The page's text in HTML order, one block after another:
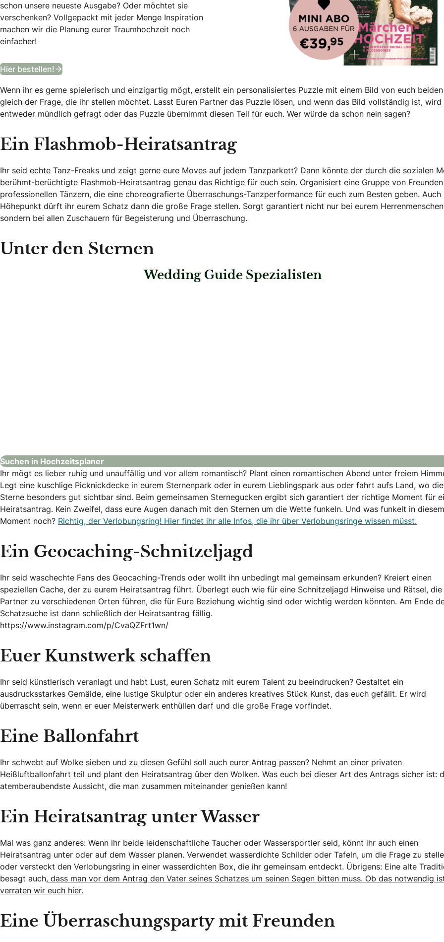
schon unsere neueste Ausgabe? Oder möchtet sie
verschenken? Vollgepackt mit jeder Menge Inspiration
machen wir die Planung eurer Traumhochzeit noch
einfacher!
Hier bestellen!
Wenn ihr es gerne spielerisch und einzigartig mögt, erstellt ein personalisiertes Puzzle mit einem Bild von euch
gleich der Frage, die ihr stellen möchtet. Lasst Euren Partner das Puzzle lösen, und wenn das Bild vollständig ist, wird
entweder mündlich gefragt oder das Puzzle übernimmt diesen Teil für euch. Wer würde da schon nein sagen?
Ein Flashmob-Heiratsantrag
Ihr seid echte Tanz-Freaks und zeigt gerne eure Moves auf jedem Tanzparkett? Dann könnte der durch die sozialen
berühmt-berüchtigte Flashmob-Heiratsantrag genau das Richtige für euch sein. Organisiert eine Gruppe von
professionellen Tänzern, die eine choreografierte Überraschungs-Tanzperformance für euch zum Besten geben. Auch
Höhepunkt dürft ihr eurem Schatz dann die große Frage stellen. Sorgt garantiert nicht nur bei eurem
sondern bei allen Zuschauern für Begeisterung und Überraschung.
Unter den Sternen
Wedding Guide Spezialisten
Suchen in Hochzeitsplaner
Ihr mögt es lieber ruhig und unauffällig und vor allem romantisch? Plant einen romantischen Abend unter freiem
Legt eine kuschlige Picknickdecke in eurem Sternenpark oder in eurem Lieblingspark aus oder fahrt aufs Land, wo die
Sterne besonders gut sichtbar sind. Beim gemeinsamen Sternegucken ergibt sich garantiert der richtige Moment für
Heiratsantrag. Kein Zweifel, dass eure Augen danach mit den Sternen um die Wette funkeln. Und was funkelt in diesem
Moment noch? Richtig, der Verlobungsring! Hier findet ihr alle Infos, die ihr über Verlobungsringe wissen müsst.
Ein Geocaching-Schnitzeljagd
Ihr seid waschechte Fans des Geocaching-Trends oder wollt ihn unbedingt mal gemeinsam erkunden? Kreiert einen
speziellen Cache, der zu eurem Heiratsantrag führt. Überlegt euch wie für eine Schnitzeljagd Hinweise und Rätsel, die
Partner zu verschiedenen Orten führen, die für Eure Beziehung wichtig sind oder wichtig werden könnten. Am Ende
Schatzsuche ist dann schließlich der Heiratsantrag fällig.
https://www.instagram.com/p/CvaQZFrt1wn/
Euer Kunstwerk schaffen
Ihr seid künstlerisch veranlagt und habt Lust, euren Schatz mit eurem Talent zu beeindrucken? Gestaltet ein
ausdrucksstarkes Gemälde, eine lustige Skulptur oder ein anderes kreatives Stück Kunst, das euch gefällt. Er wird
überrascht sein, wenn er euer Meisterwerk enthüllen darf und die große Frage vorfindet.
Eine Ballonfahrt
Ihr schwebt auf Wolke sieben und zu diesen Gefühl soll auch eurer Antrag passen? Nehmt an einer privaten
Heißluftballonfahrt teil und plant den Heiratsantrag über den Wolken. Was euch bei dieser Art des Antrags sicher ist:
atemberaubendste Aussicht, die man zusammen miteinander genießen kann!
Ein Heiratsantrag unter Wasser
Mal was ganz anderes: Wenn ihr beide leidenschaftliche Taucher oder Wassersportler seid, könnt ihr auch einen
Heiratsantrag unter oder auf dem Wasser planen. Verwendet wasserdichte Schilder oder Tafeln, um die Frage zu
oder versteckt den Verlobungsring in einer wasserdichten Box, die ihr gemeinsam entdeckt. Übrigens: Eine alte
besagt auch, dass man vor dem Antrag den Vater seines Schatzes um seinen Segen bitten muss. Ob das notwendig
verraten wir euch hier.
Eine Überraschungsparty mit Freunden